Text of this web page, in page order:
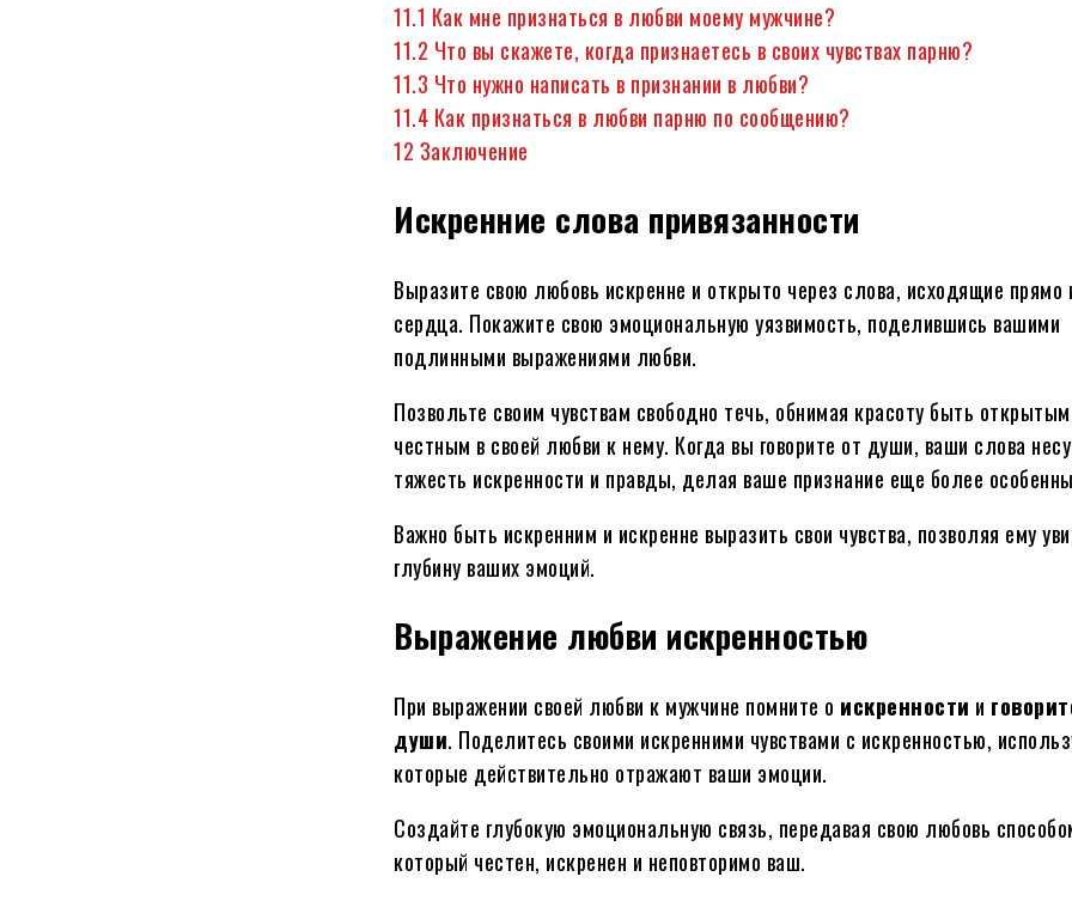
11.1 Как мне признаться в любви моему мужчине?
11.2 Что вы скажете, когда признаетесь в своих чувствах парню?
11.3 Что нужно написать в признании в любви?
11.4 Как признаться в любви парню по сообщению?
12 Заключение
Искренние слова привязанности
Выразите свою любовь искренне и открыто через слова, исходящие прямо
сердца. Покажите свою эмоциональную уязвимость, поделившись вашими
подлинными выражениями любви.
Позвольте своим чувствам свободно течь, обнимая красоту быть
честным в своей любви к нему. Когда вы говорите от души, ваши слова
тяжесть искренности и правды, делая ваше признание еще более
Важно быть искренним и искренне выразить свои чувства, позволяя ему
глубину ваших эмоций.
Выражение любви искренностью
При выражении своей любви к мужчине помните о искренности и
души. Поделитесь своими искренними чувствами с искренностью,
которые действительно отражают ваши эмоции.
Создайте глубокую эмоциональную связь, передавая свою любовь
который честен, искренен и неповторимо ваш.